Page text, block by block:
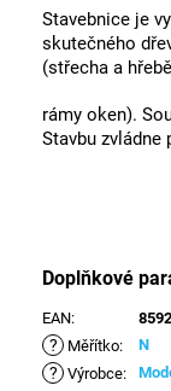
Stavebnice je
skutečného
(střecha a
rámy oken).
Stavbu zvládne
Doplňkové
EAN:
? Měřítko: N
? Výrobce: